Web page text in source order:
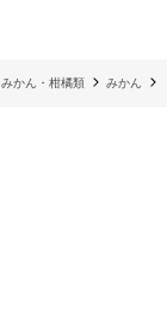
みかん・柑橘類 みかん